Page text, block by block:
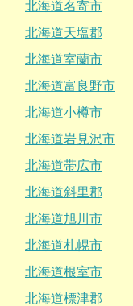
北海道名寄市
北海道天塩郡
北海道室蘭市
北海道富良野市
北海道小樽市
北海道岩見沢市
北海道帯広市
北海道斜里郡
北海道旭川市
北海道札幌市
北海道根室市
北海道標津郡